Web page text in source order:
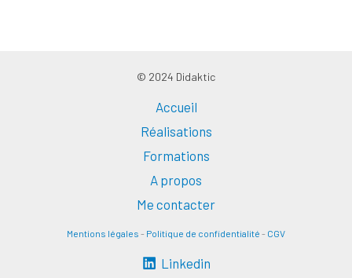
© 2024 Didaktic
Accueil
Réalisations
Formations
A propos
Me contacter
Mentions légales - Politique de confidentialité - CGV
Linkedin